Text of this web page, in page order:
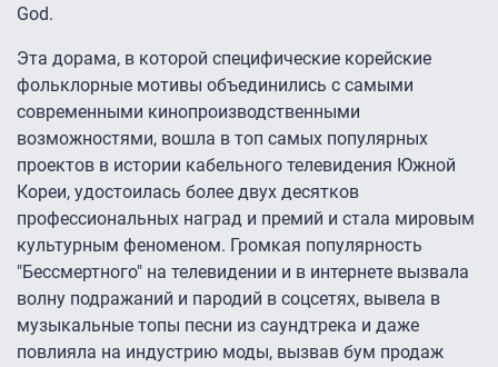
God.
Эта дорама, в которой специфические корейские
фольклорные мотивы объединились с самыми
современными кинопроизводственными
возможностями, вошла в топ самых популярных
проектов в истории кабельного телевидения Южной
Кореи, удостоилась более двух десятков
профессиональных наград и премий и стала мировым
культурным феноменом. Громкая популярность
"Бессмертного" на телевидении и в интернете вызвала
волну подражаний и пародий в соцсетях, вывела в
музыкальные топы песни из саундтрека и даже
повлияла на индустрию моды, вызвав бум продаж